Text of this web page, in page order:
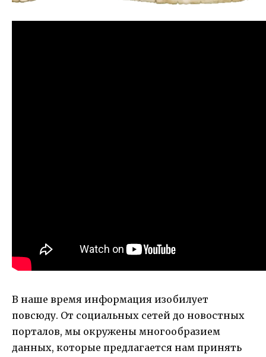
В наше время информация изобилует
повсюду. От социальных сетей до новостных
порталов, мы окружены многообразием
данных, которые предлагается нам принять